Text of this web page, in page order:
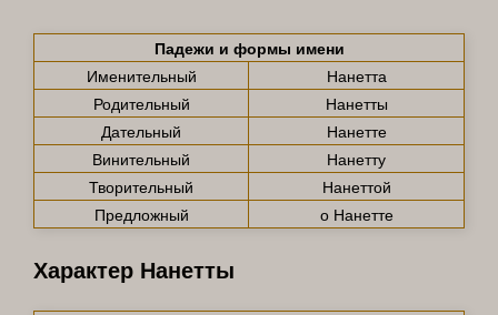
Падежи и формы имени
Именительный
Нанетта
Родительный
Нанетты
Дательный
Нанетте
Винительный
Нанетту
Творительный
Нанеттой
Предложный
о Нанетте
Характер Нанетты